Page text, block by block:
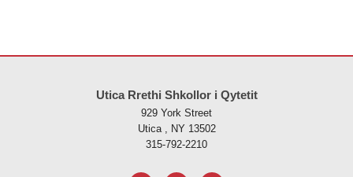
Utica Rrethi Shkollor i Qytetit
929 York Street
Utica , NY 13502
315-792-2210